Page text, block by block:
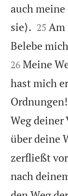
auch
sie⟩. 

25 Am
Belebe
26 Meine
hast mich
Ordnungen!
Weg
über deine
zerfließt
nach